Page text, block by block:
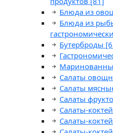
Блюда из
Блюда из
Бутерброды
Салаты
Салаты
Салаты
Салаты-
Салаты-